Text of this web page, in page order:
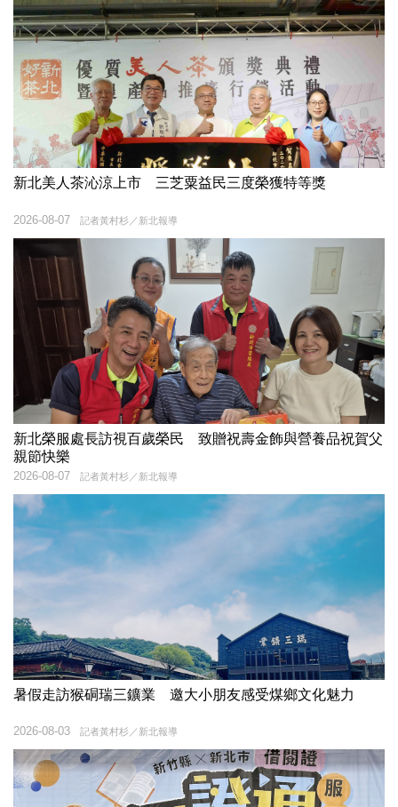
新北美人茶沁涼上市 三芝粟益民三度榮獲特等獎
記者黃村杉／新北報導
2026-08-07
新北榮服處長訪視百歲榮民 致贈祝壽金飾與營養品祝賀父
親節快樂
記者黃村杉／新北報導
2026-08-07
暑假走訪猴硐瑞三鑛業 邀大小朋友感受煤鄉文化魅力
記者黃村杉／新北報導
2026-08-03